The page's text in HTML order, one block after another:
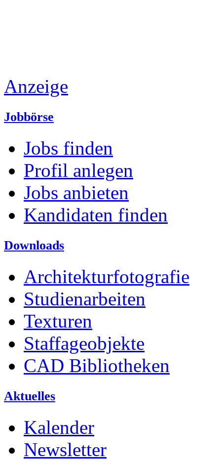
Anzeige
Jobbörse
Jobs finden
Profil anlegen
Jobs anbieten
Kandidaten finden
Downloads
Architekturfotografie
Studienarbeiten
Texturen
Staffageobjekte
CAD Bibliotheken
Aktuelles
Kalender
Newsletter